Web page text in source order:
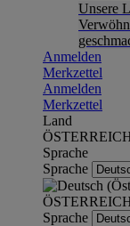
Unsere
Anmelden
Merkzettel
Anmelden
Merkzettel
Land
Sprache
Sprache
Sprache